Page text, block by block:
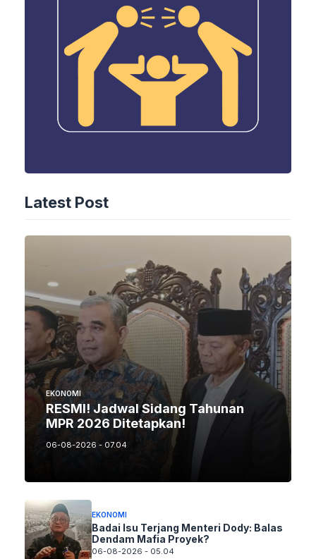
Latest Post
EKONOMI
RESMI! Jadwal Sidang Tahunan
MPR 2026 Ditetapkan!
06-08-2026 - 07.04
EKONOMI
Badai Isu Terjang Menteri Dody: Balas
Dendam Mafia Proyek?
06-08-2026 - 05.04